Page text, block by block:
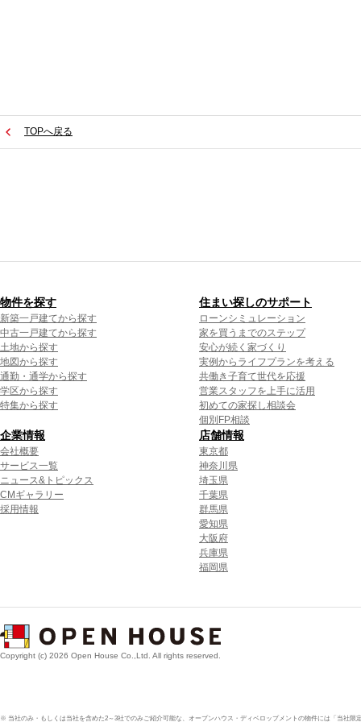
TOPへ戻る
物件を探す
新築一戸建てから探す
中古一戸建てから探す
土地から探す
地図から探す
通勤・通学から探す
学区から探す
特集から探す
住まい探しのサポート
ローンシミュレーション
家を買うまでのステップ
安心が続く家づくり
実例からライフプランを考える
共働き子育て世代を応援
営業スタッフを上手に活用
初めての家探し相談会
個別FP相談
企業情報
会社概要
サービス一覧
ニュース&トピックス
CMギャラリー
採用情報
店舗情報
東京都
神奈川県
埼玉県
千葉県
群馬県
愛知県
大阪府
兵庫県
福岡県
Copyright (c) 2026 Open House Co.,Ltd. All rights reserved.
※ 当社のみ・もしくは当社を含めた2～3社でのみご紹介可能な、オープンハウス・ディベロップメントの物件には「当社限